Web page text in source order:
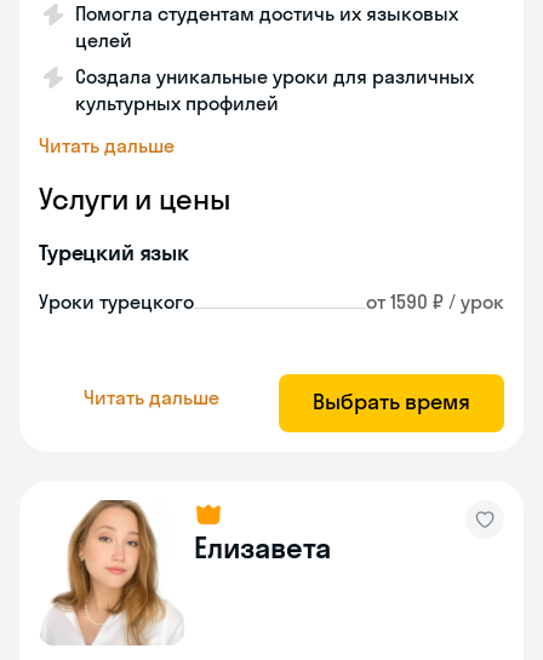
Помогла студентам достичь их языковых
целей
Создала уникальные уроки для различных
культурных профилей
Читать дальше
Услуги и цены
Турецкий язык
Уроки турецкого от 1590 ₽ / урок
Читать дальше Выбрать время
Елизавета